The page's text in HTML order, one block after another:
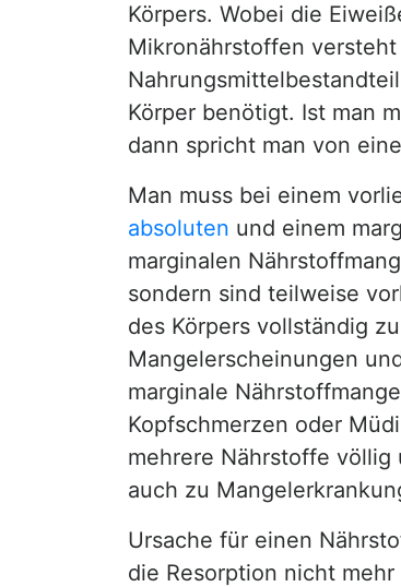
Körpers. Wobei die
Mikronährstoffen versteht
Körper benötigt. Ist man
dann spricht man von
Man muss bei einem
absoluten und einem
marginalen
sondern sind teilweise
des Körpers vollständig
Mangelerscheinungen
marginale
Kopfschmerzen oder
mehrere Nährstoffe völlig
auch zu
Ursache für einen
die Resorption nicht